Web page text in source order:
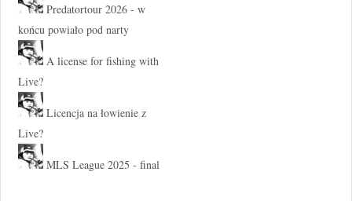
Predatortour 2026 - w
końcu powiało pod narty
A license for fishing with
Live?
Licencja na łowienie z
Live?
MLS League 2025 - final